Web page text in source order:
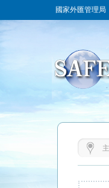
國家外匯管理局